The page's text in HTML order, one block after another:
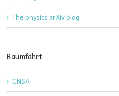
The physics arXiv blog
Raumfahrt
CNSA